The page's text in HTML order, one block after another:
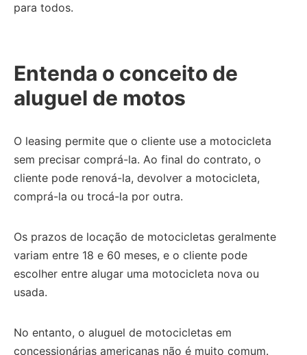
para todos.
Entenda o conceito de
aluguel de motos
O leasing permite que o cliente use a motocicleta
sem precisar comprá-la. Ao final do contrato, o
cliente pode renová-la, devolver a motocicleta,
comprá-la ou trocá-la por outra.
Os prazos de locação de motocicletas geralmente
variam entre 18 e 60 meses, e o cliente pode
escolher entre alugar uma motocicleta nova ou
usada.
No entanto, o aluguel de motocicletas em
concessionárias americanas não é muito comum.